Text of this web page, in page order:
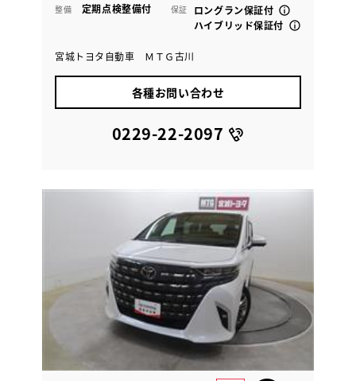
整備 定期点検整備付 保証
ロングラン保証付
ハイブリッド保証付
宮城トヨタ自動車 ＭＴＧ古川
各種お問い合わせ
0229-22-2097